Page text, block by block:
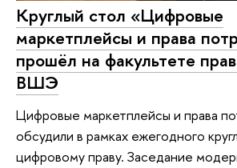
Круглый стол «Цифровые
маркетплейсы и права
прошёл на факультете
ВШЭ
Цифровые маркетплейсы и права
обсудили в рамках ежегодного
цифровому праву. Заседание